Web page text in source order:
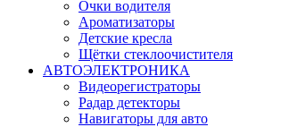
Очки водителя
Ароматизаторы
Детские кресла
Щётки стеклоочистителя
АВТОЭЛЕКТРОНИКА
Видеорегистраторы
Радар детекторы
Навигаторы для авто